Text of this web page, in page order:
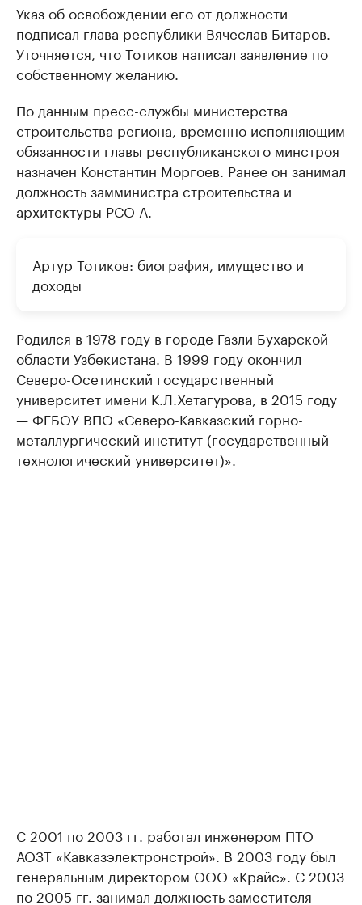
Указ об освобождении его от должности
подписал глава республики Вячеслав Битаров.
Уточняется, что Тотиков написал заявление по
собственному желанию.
По данным пресс-службы министерства
строительства региона, временно исполняющим
обязанности главы республиканского минстроя
назначен Константин Моргоев. Ранее он занимал
должность замминистра строительства и
архитектуры РСО-А.
Артур Тотиков: биография, имущество и
доходы
Родился в 1978 году в городе Газли Бухарской
области Узбекистана. В 1999 году окончил
Северо-Осетинский государственный
университет имени К.Л.Хетагурова, в 2015 году
— ФГБОУ ВПО «Северо-Кавказский горно-
металлургический институт (государственный
технологический университет)».
С 2001 по 2003 гг. работал инженером ПТО
АОЗТ «Кавказэлектронстрой». В 2003 году был
генеральным директором ООО «Крайс». С 2003
по 2005 гг. занимал должность заместителя